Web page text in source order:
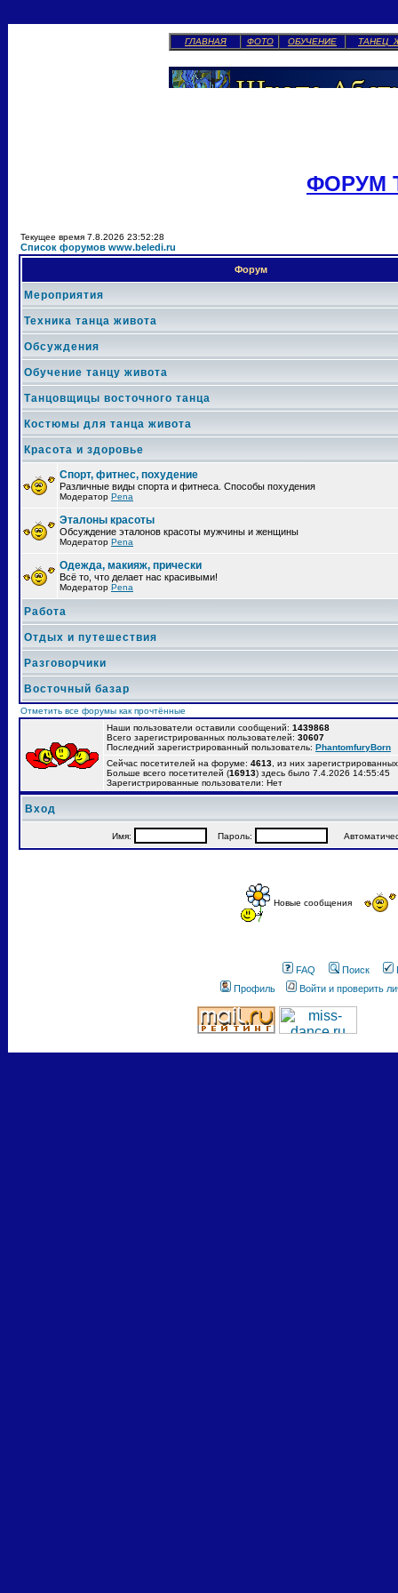
ГЛАВНАЯ ФОТО ОБУЧЕНИЕ ТАНЕЦ
ФОРУМ
Текущее время 7.8.2026 23:52:28
Список форумов www.beledi.ru
Форум
Мероприятия
Техника танца живота
Обсуждения
Обучение танцу живота
Танцовщицы восточного танца
Костюмы для танца живота
Красота и здоровье
Спорт, фитнес, похудение
Различные виды спорта и фитнеса. Способы похудения
Модератор Pena
Эталоны красоты
Обсуждение эталонов красоты мужчины и женщины
Модератор Pena
Одежда, макияж, прически
Всё то, что делает нас красивыми!
Модератор Pena
Работа
Отдых и путешествия
Разговорчики
Восточный базар
Отметить все форумы как прочтённые
Наши пользователи оставили сообщений: 1439868
Всего зарегистрированных пользователей: 30607
Последний зарегистрированный пользователь: PhantomfuryBorn
Сейчас посетителей на форуме: 4613 , из них
Больше всего посетителей (16913) здесь было 7.4.2026 14:55:45
Зарегистрированные пользователи: Нет
Вход
Имя: Пароль:
Новые сообщения
FAQ Поиск
Профиль
Войти и проверить